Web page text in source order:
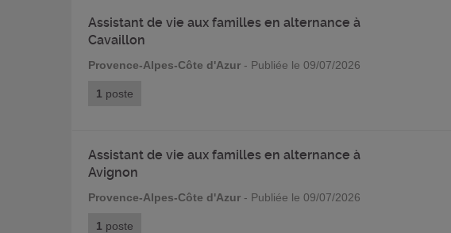
Assistant de vie aux familles en alternance à
Cavaillon
Provence-Alpes-Côte d'Azur- Publiée le 09/07/2026
1 poste
Assistant de vie aux familles en alternance à
Avignon
Provence-Alpes-Côte d'Azur- Publiée le 09/07/2026
1 poste